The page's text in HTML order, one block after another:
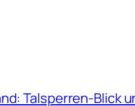
Talsperren-Blick